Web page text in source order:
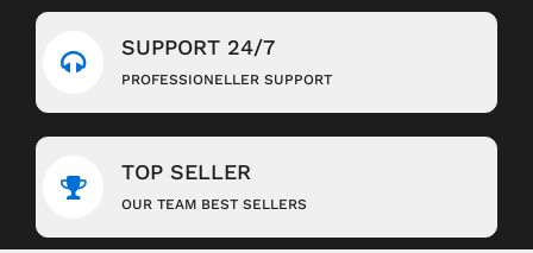
SUPPORT 24/7
PROFESSIONELLER SUPPORT
TOP SELLER
OUR TEAM BEST SELLERS